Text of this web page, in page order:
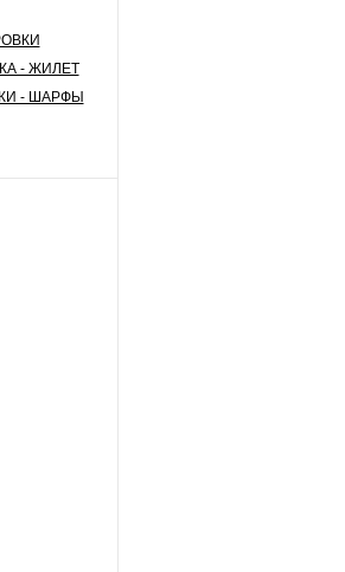
- ЖИЛЕТ
- ШАРФЫ